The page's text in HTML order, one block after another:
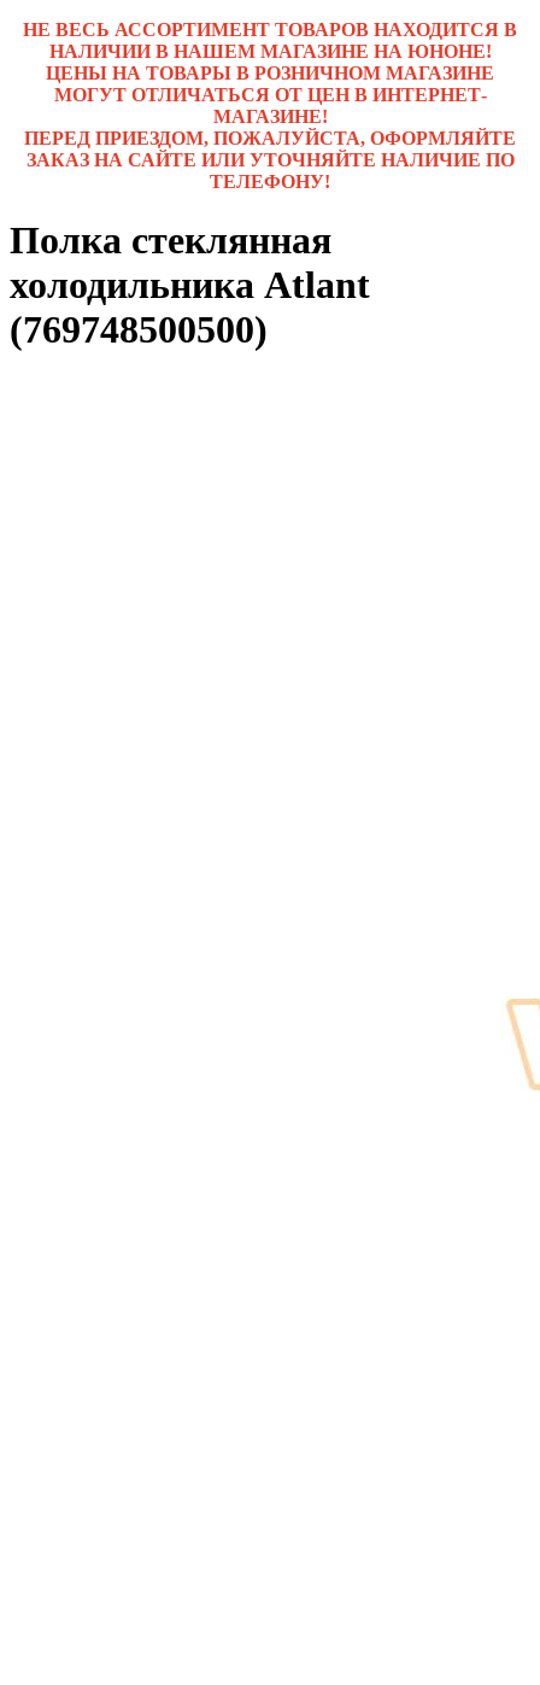
НЕ ВЕСЬ АССОРТИМЕНТ ТОВАРОВ НАХОДИТСЯ В
НАЛИЧИИ В НАШЕМ МАГАЗИНЕ НА ЮНОНЕ!
ЦЕНЫ НА ТОВАРЫ В РОЗНИЧНОМ МАГАЗИНЕ
МОГУТ ОТЛИЧАТЬСЯ ОТ ЦЕН В ИНТЕРНЕТ-
МАГАЗИНЕ!
ПЕРЕД ПРИЕЗДОМ, ПОЖАЛУЙСТА, ОФОРМЛЯЙТЕ
ЗАКАЗ НА САЙТЕ ИЛИ УТОЧНЯЙТЕ НАЛИЧИЕ ПО
ТЕЛЕФОНУ!
Полка стеклянная
холодильника Atlant
(769748500500)